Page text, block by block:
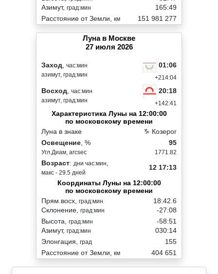
Азимут, град:мин
165:49
Расстояние от Земли, км 151 981 277
Луна в Москве
27 июля 2026
Заход час:мин
азимут, град:мин
01:06
+214:04
Восход час:мин
азимут, град:мин
20:18
+142:41
Характеристика Луны на 12:00:00
по московскому времени
Луна в знаке
♑ Козерог
Освещение , %
Угл.Диам, arcsec
95
1771.82
Возраст: дни час:мин,
макс - 29.5 дней
12 17:13
Координаты Луны на 12:00:00
по московскому времени
Прям.восх, град:мин
Склонение, град:мин
18:42.6
-27:08
Высота, град:мин
Азимут, град:мин
-58:51
030:14
Элонгация, град
155
Расстояние от Земли, км 404 651